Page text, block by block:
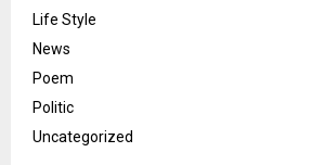
Life Style
News
Poem
Politic
Uncategorized